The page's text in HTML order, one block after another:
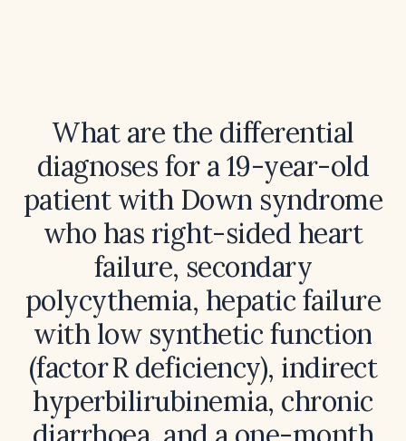
What are the differential
diagnoses for a 19-year-old
patient with Down syndrome
who has right-sided heart
failure, secondary
polycythemia, hepatic failure
with low synthetic function
(factor R deficiency), indirect
hyperbilirubinemia, chronic